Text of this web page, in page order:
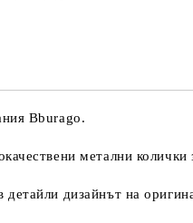
Bburago.
метални
дизайнът на